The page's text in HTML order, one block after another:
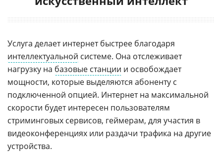
Услуга делает интернет быстрее благодаря
интеллектуальной системе. Она отслеживает
нагрузку на базовые станции и освобождает
мощности, которые выделяются абоненту с
подключенной опцией. Интернет на максимальной
скорости будет интересен пользователям
стриминговых сервисов, геймерам, для участия в
видеоконференциях или раздачи трафика на другие
устройства.